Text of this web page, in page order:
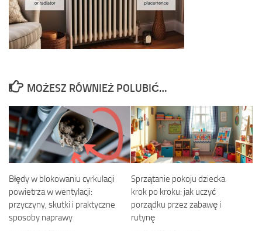
MOŻESZ RÓWNIEŻ POLUBIĆ…
Błędy w blokowaniu cyrkulacji
powietrza w wentylacji:
przyczyny, skutki i praktyczne
sposoby naprawy
Sprzątanie pokoju dziecka
krok po kroku: jak uczyć
porządku przez zabawę i
rutynę